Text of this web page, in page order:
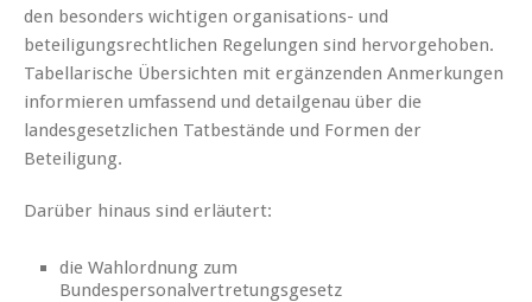
den besonders wichtigen organisations- und
beteiligungsrechtlichen Regelungen sind hervorgehoben.
Tabellarische Übersichten mit ergänzenden Anmerkungen
informieren umfassend und detailgenau über die
landesgesetzlichen Tatbestände und Formen der
Beteiligung.
Darüber hinaus sind erläutert:
die Wahlordnung zum
Bundespersonalvertretungsgesetz